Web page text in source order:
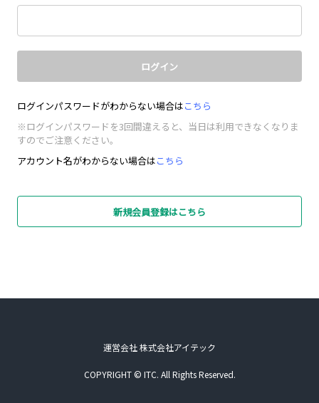
ログイン
ログインパスワードがわからない場合はこちら
※ログインパスワードを3回間違えると、当日は利用できなくなりま
すのでご注意ください。
アカウント名がわからない場合はこちら
新規会員登録はこちら
運営会社 株式会社アイテック
COPYRIGHT © ITC. All Rights Reserved.